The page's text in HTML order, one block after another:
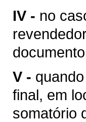
IV - no
V -
final, em
somatório